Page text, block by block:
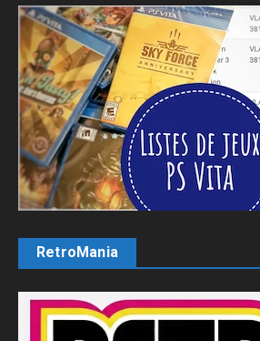
RetroMania